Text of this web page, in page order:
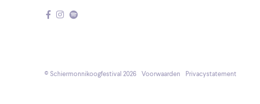
© Schiermonnikoogfestival 2026 Voorwaarden Privacystatement